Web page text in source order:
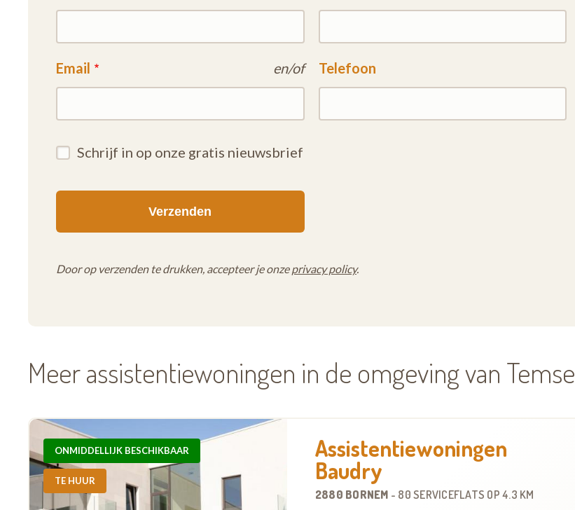
Email en/of Telefoon
Schrijf in op onze gratis nieuwsbrief
Door op verzenden te drukken, accepteer je onzeprivacy policy.
Meer assistentiewoningen in de omgeving van Temse
ONMIDDELLIJK BESCHIKBAAR
TE HUUR
Assistentiewoningen
Baudry
2880 BORNEM - 80 SERVICEFLATS OP4.3 KM